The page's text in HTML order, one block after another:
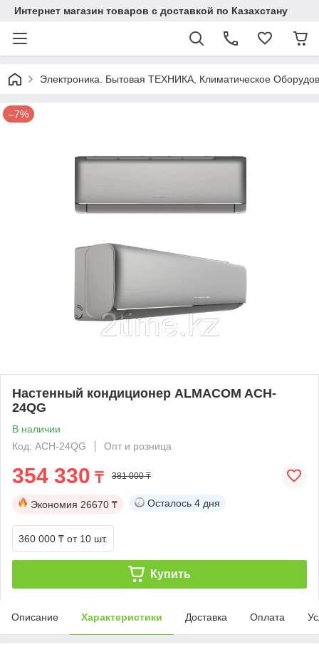
Интернет магазин товаров с доставкой по Казахстану
Электроника. Бытовая ТЕХНИКА, Климатическое
–7%
Настенный кондиционер ALMACOM ACH-
24QG
В наличии
Код: ACH-24QG
Опт и розница
354 330 ₸ 381 000 ₸
Экономия 26670 ₸ Осталось 4 дня
360 000 ₸ от 10 шт.
Купить
Описание Характеристики Доставка Оплата